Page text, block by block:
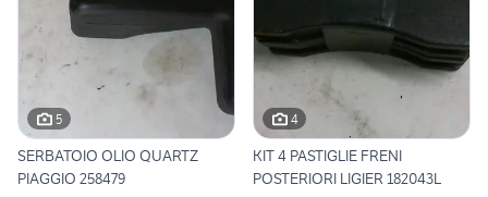
5
SERBATOIO OLIO QUARTZ
PIAGGIO 258479
4
KIT 4 PASTIGLIE FRENI
POSTERIORI LIGIER 182043L